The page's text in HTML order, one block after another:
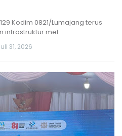
Kodim 0821/Lumajang terus
infrastruktur mel…
31, 2026